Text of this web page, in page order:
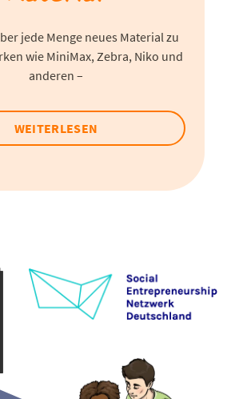
jede Menge neues Material zu
wie MiniMax, Zebra, Niko und
anderen –
WEITERLESEN